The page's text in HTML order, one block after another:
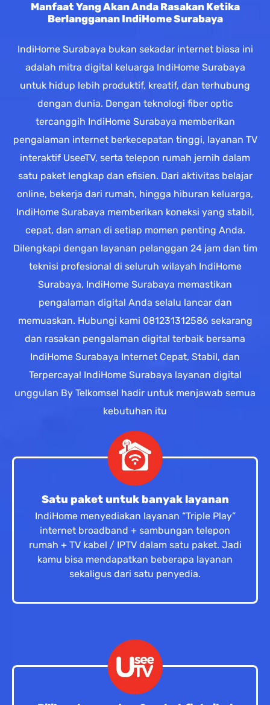
Manfaat Yang Akan Anda Rasakan Ketika
Berlangganan IndiHome Surabaya
IndiHome Surabaya bukan sekadar internet biasa ini
adalah mitra digital keluarga IndiHome Surabaya
untuk hidup lebih produktif, kreatif, dan terhubung
dengan dunia. Dengan teknologi fiber optic
tercanggih IndiHome Surabaya memberikan
pengalaman internet berkecepatan tinggi, layanan TV
interaktif UseeTV, serta telepon rumah jernih dalam
satu paket lengkap dan efisien. Dari aktivitas belajar
online, bekerja dari rumah, hingga hiburan keluarga,
IndiHome Surabaya memberikan koneksi yang stabil,
cepat, dan aman di setiap momen penting Anda.
Dilengkapi dengan layanan pelanggan 24 jam dan tim
teknisi profesional di seluruh wilayah IndiHome
Surabaya, IndiHome Surabaya memastikan
pengalaman digital Anda selalu lancar dan
memuaskan. Hubungi kami 081231312586 sekarang
dan rasakan pengalaman digital terbaik bersama
IndiHome Surabaya Internet Cepat, Stabil, dan
Terpercaya! IndiHome Surabaya layanan digital
unggulan By Telkomsel hadir untuk menjawab semua
kebutuhan itu
Satu paket untuk banyak layanan
IndiHome menyediakan layanan “Triple Play”
internet broadband + sambungan telepon
rumah + TV kabel / IPTV dalam satu paket. Jadi
kamu bisa mendapatkan beberapa layanan
sekaligus dari satu penyedia.